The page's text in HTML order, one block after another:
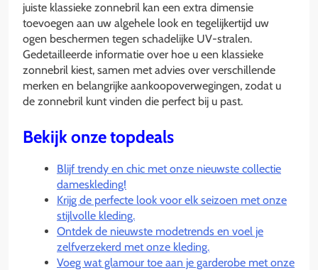
juiste klassieke zonnebril kan een extra dimensie
toevoegen aan uw algehele look en tegelijkertijd uw
ogen beschermen tegen schadelijke UV-stralen.
Gedetailleerde informatie over hoe u een klassieke
zonnebril kiest, samen met advies over verschillende
merken en belangrijke aankoopoverwegingen, zodat u
de zonnebril kunt vinden die perfect bij u past.
Bekijk onze topdeals
Blijf trendy en chic met onze nieuwste collectie
dameskleding!
Krijg de perfecte look voor elk seizoen met onze
stijlvolle kleding.
Ontdek de nieuwste modetrends en voel je
zelfverzekerd met onze kleding.
Voeg wat glamour toe aan je garderobe met onze